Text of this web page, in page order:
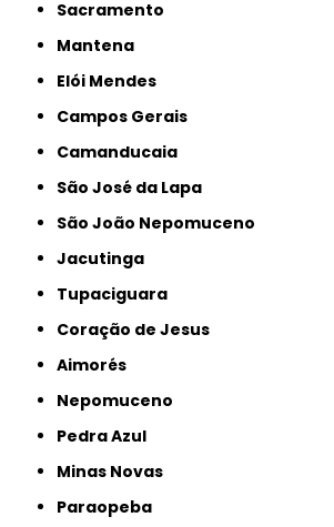
Sacramento
Mantena
Elói Mendes
Campos Gerais
Camanducaia
São José da Lapa
São João Nepomuceno
Jacutinga
Tupaciguara
Coração de Jesus
Aimorés
Nepomuceno
Pedra Azul
Minas Novas
Paraopeba